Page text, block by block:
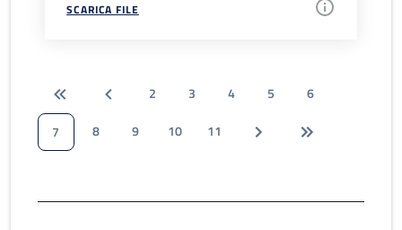
SCARICA FILE
2 3 4 5
6
7
8 9 10 11